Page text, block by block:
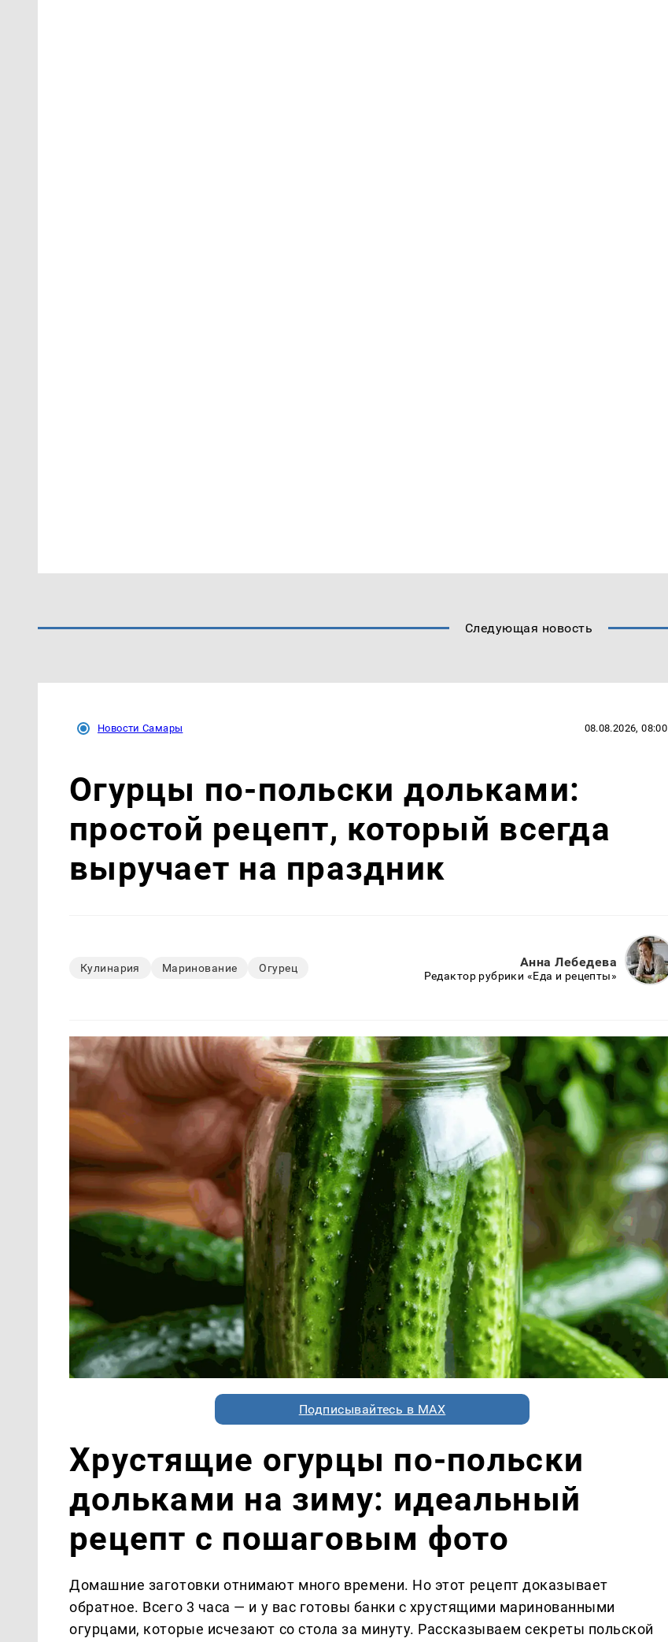
Следующая новость
Новости Самары 08.08.2026, 08:00
Огурцы по‑польски дольками:
простой рецепт, который всегда
выручает на праздник
Кулинария Маринование Огурец Анна Лебедева
Редактор рубрики «Еда и рецепты»
Подписывайтесь в MAX
Хрустящие огурцы по-польски
дольками на зиму: идеальный
рецепт с пошаговым фото
Домашние заготовки отнимают много времени. Но этот рецепт доказывает
обратное. Всего 3 часа — и у вас готовы банки с хрустящими маринованными
огурцами, которые исчезают со стола за минуту. Рассказываем секреты польской